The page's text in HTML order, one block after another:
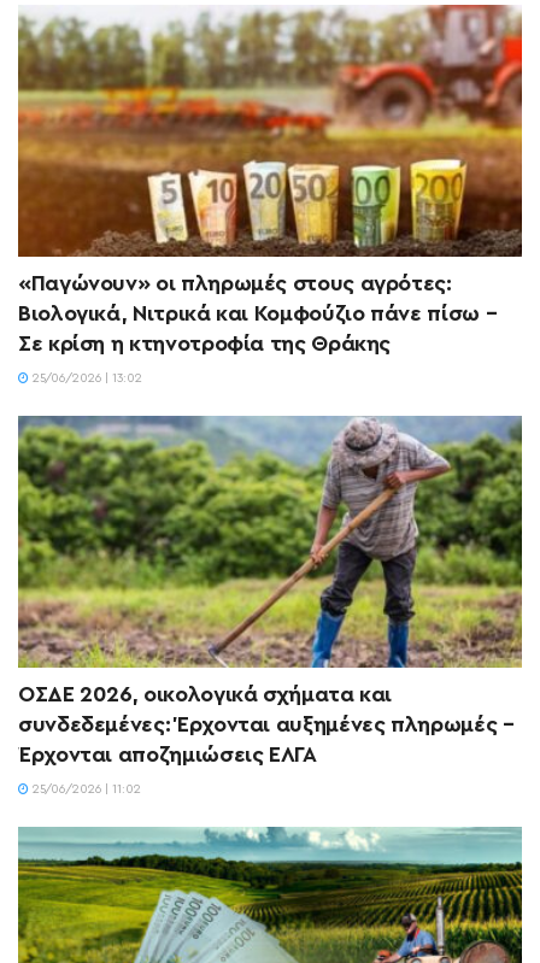
«Παγώνουν» οι πληρωμές στους αγρότες:
Βιολογικά, Νιτρικά και Κομφούζιο πάνε πίσω –
Σε κρίση η κτηνοτροφία της Θράκης
25/06/2026 | 13:02
ΟΣΔΕ 2026, οικολογικά σχήματα και
συνδεδεμένες: Έρχονται αυξημένες πληρωμές –
Έρχονται αποζημιώσεις ΕΛΓΑ
25/06/2026 | 11:02